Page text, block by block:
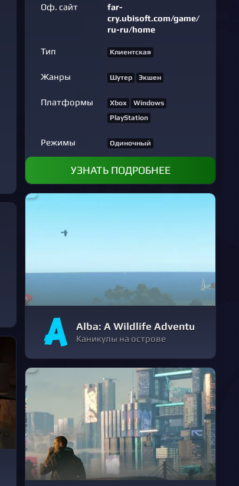
Оф. сайт
far-
cry.ubisoft.com/game/
ru-ru/home
Тип Клиентская
Жанры Шутер Экшен
Платформы Xbox
Windows
PlayStation
Режимы Одиночный
УЗНАТЬ ПОДРОБНЕЕ
Alba: A Wildlife Adventure
Каникулы на острове